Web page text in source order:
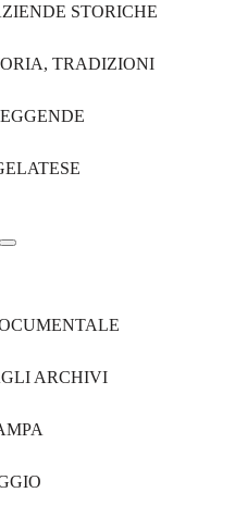
STORICHE
TRADIZIONI
ARCHIVI